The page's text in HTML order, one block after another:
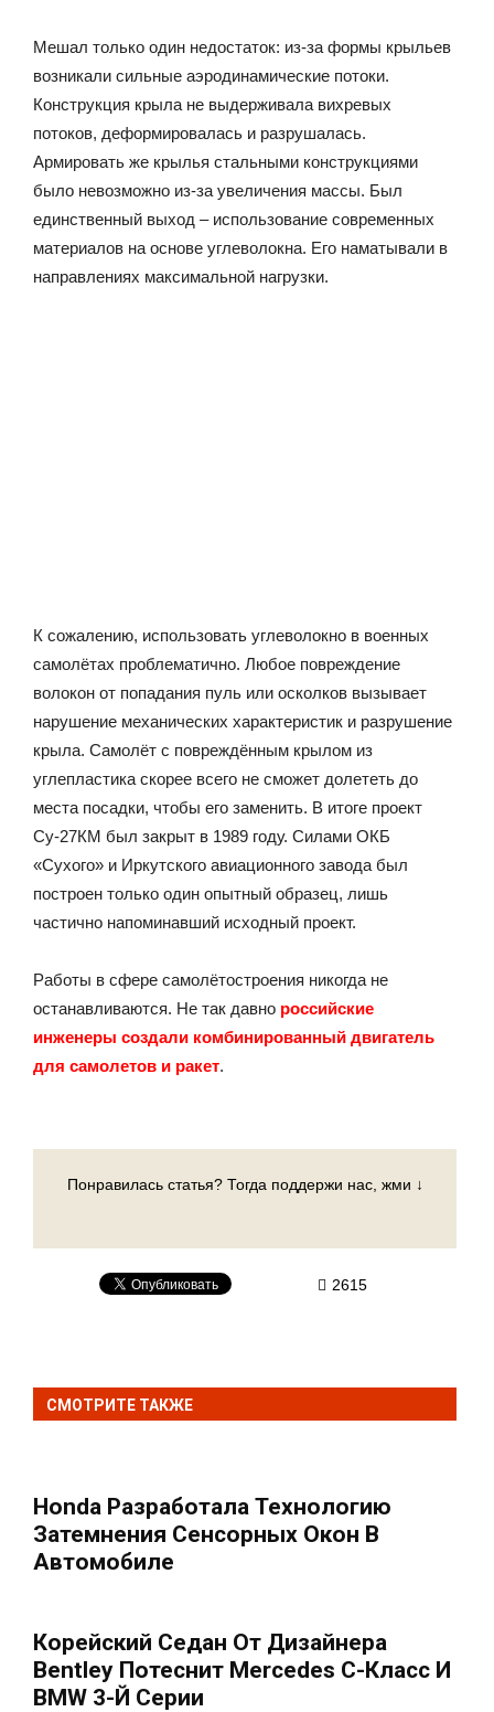
Мешал только один недостаток: из-за формы крыльев
возникали сильные аэродинамические потоки.
Конструкция крыла не выдерживала вихревых
потоков, деформировалась и разрушалась.
Армировать же крылья стальными конструкциями
было невозможно из-за увеличения массы. Был
единственный выход – использование современных
материалов на основе углеволокна. Его наматывали в
направлениях максимальной нагрузки.
К сожалению, использовать углеволокно в военных
самолётах проблематично. Любое повреждение
волокон от попадания пуль или осколков вызывает
нарушение механических характеристик и разрушение
крыла. Самолёт с повреждённым крылом из
углепластика скорее всего не сможет долететь до
места посадки, чтобы его заменить. В итоге проект
Су-27КМ был закрыт в 1989 году. Силами ОКБ
«Сухого» и Иркутского авиационного завода был
построен только один опытный образец, лишь
частично напоминавший исходный проект.
Работы в сфере самолётостроения никогда не
останавливаются. Не так давно российские
инженеры создали комбинированный двигатель
для самолетов и ракет.
Понравилась статья? Тогда поддержи нас, жми ↓
2615
СМОТРИТЕ ТАКЖЕ
Honda Разработала Технологию
Затемнения Сенсорных Окон В
Автомобиле
Корейский Седан От Дизайнера
Bentley Потеснит Mercedes C-Класс И
BMW 3-Й Серии